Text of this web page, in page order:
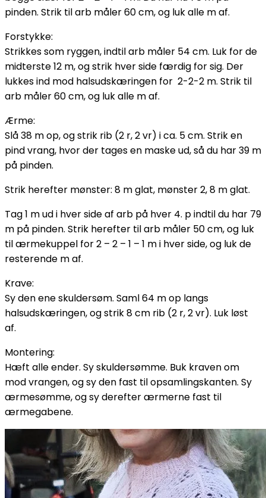
pinden. Strik til arb måler 60 cm, og luk alle m af.
Forstykke:
Strikkes som ryggen, indtil arb måler 54 cm. Luk for de
midterste 12 m, og strik hver side færdig for sig. Der
lukkes ind mod halsudskæringen for 2-2-2 m. Strik til
arb måler 60 cm, og luk alle m af.
Ærme:
Slå 38 m op, og strik rib (2 r, 2 vr) i ca. 5 cm. Strik en
pind vrang, hvor der tages en maske ud, så du har 39 m
på pinden.
Strik herefter mønster: 8 m glat, mønster 2, 8 m glat.
Tag 1 m ud i hver side af arb på hver 4. p indtil du har 79
m på pinden. Strik herefter til arb måler 50 cm, og luk
til ærmekuppel for 2 – 2 – 1 – 1 m i hver side, og luk de
resterende m af.
Krave:
Sy den ene skuldersøm. Saml 64 m op langs
halsudskæringen, og strik 8 cm rib (2 r, 2 vr). Luk løst
af.
Montering:
Hæft alle ender. Sy skuldersømme. Buk kraven om
mod vrangen, og sy den fast til opsamlingskanten. Sy
ærmesømme, og sy derefter ærmerne fast til
ærmegabene.